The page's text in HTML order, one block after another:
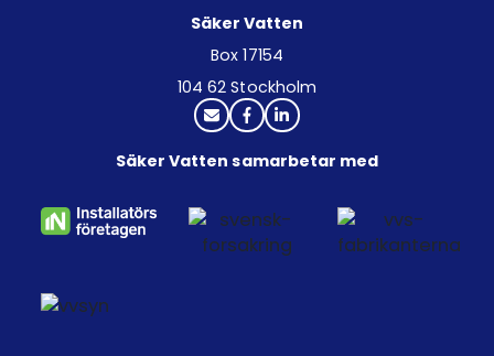
Säker Vatten
Box 17154
104 62 Stockholm
Säker Vatten samarbetar med